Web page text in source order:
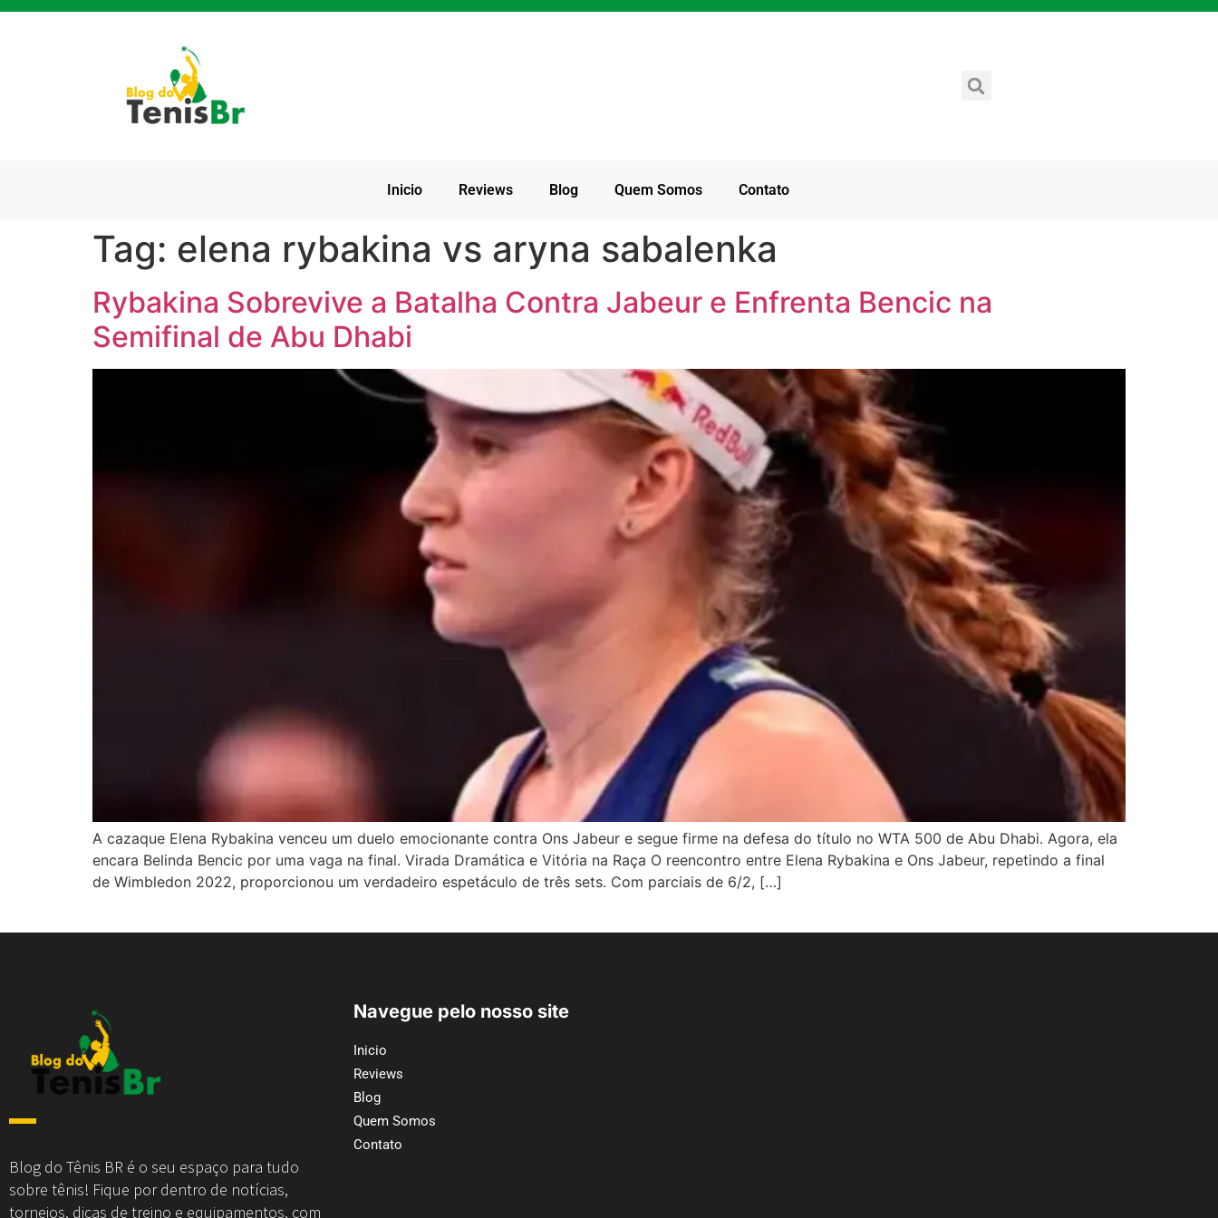
Inicio Reviews Blog Quem Somos Contato
Tag: elena rybakina vs aryna sabalenka
Rybakina Sobrevive a Batalha Contra Jabeur e Enfrenta Bencic na
Semifinal de Abu Dhabi
A cazaque Elena Rybakina venceu um duelo emocionante contra Ons Jabeur e segue firme na defesa do título no WTA 500 de Abu Dhabi. Agora, ela
encara Belinda Bencic por uma vaga na final. Virada Dramática e Vitória na Raça O reencontro entre Elena Rybakina e Ons Jabeur, repetindo a final
de Wimbledon 2022, proporcionou um verdadeiro espetáculo de três sets. Com parciais de 6/2, […]
Blog do Tênis BR é o seu espaço para tudo
sobre tênis! Fique por dentro de notícias,
torneios, dicas de treino e equipamentos, com
Navegue pelo nosso site
Inicio
Reviews
Blog
Quem Somos
Contato